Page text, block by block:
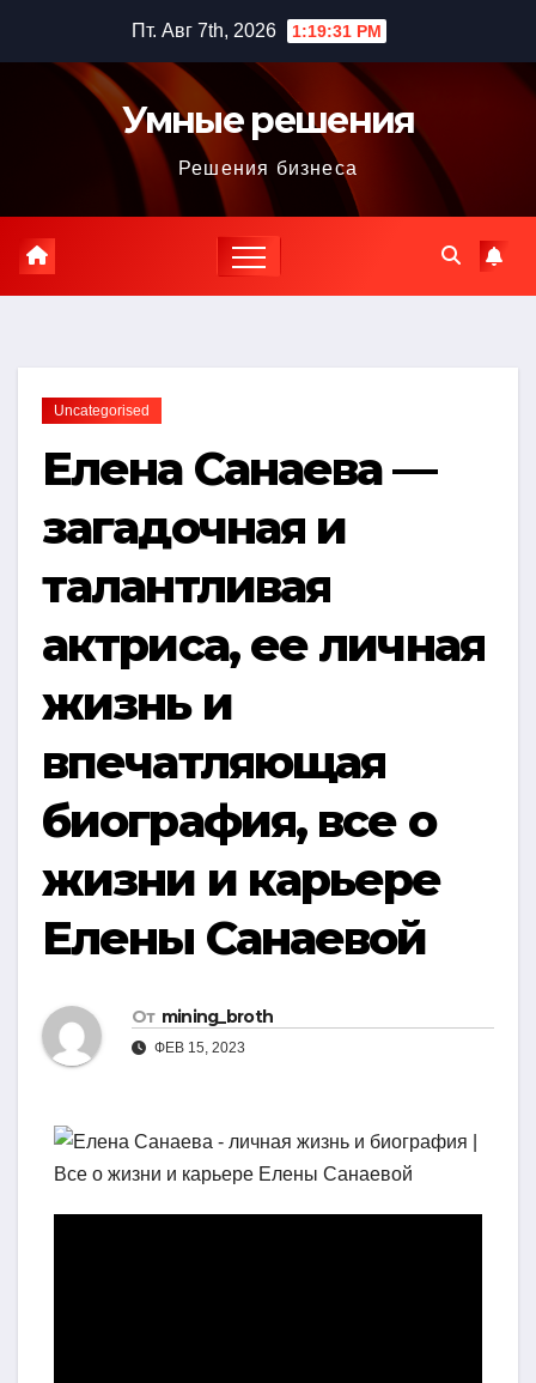
содержимому
Пт. Авг 7th, 2026 1:19:32 PM
Умные решения
Решения бизнеса
Uncategorised
Елена Санаева —
загадочная и
талантливая
актриса, ее личная
жизнь и
впечатляющая
биография, все о
жизни и карьере
Елены Санаевой
От mining_broth
ФЕВ 15, 2023